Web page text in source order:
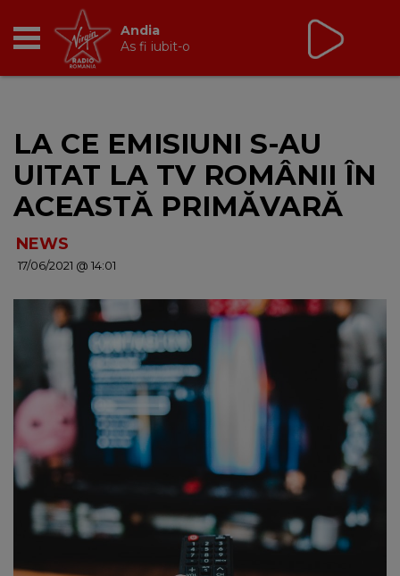
BREAKFAST
TIC TALK
CÂȘTIGĂ
DANCEFLOOR CHART
RADIO ACADEMY
NEWS
CONTUL MEU
Non Stop Virgin
cu Virgin Radio Romania
24/24
LA CE EMISIUNI S-AU
UITAT LA TV ROMÂNII ÎN
ACEASTĂ PRIMĂVARĂ
NEWS
17/06/2021 @ 14:01